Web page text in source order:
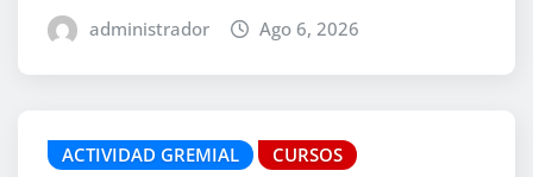
administrador Ago 6, 2026
ACTIVIDAD GREMIAL CURSOS